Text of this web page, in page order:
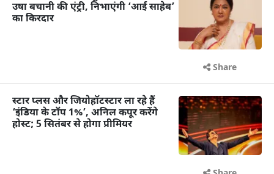
उषा बचानी की एंट्री, निभाएंगी ‘आई साहेब’
का किरदार
Share
स्टार प्लस और जियोहॉटस्टार ला रहे हैं
‘इंडिया के टॉप 1%’, अनिल कपूर करेंगे
होस्ट; 5 सितंबर से होगा प्रीमियर